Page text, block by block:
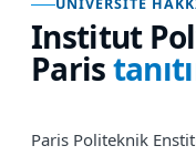
ÜNIVERSITE
Institut
Paris
Paris Politeknik